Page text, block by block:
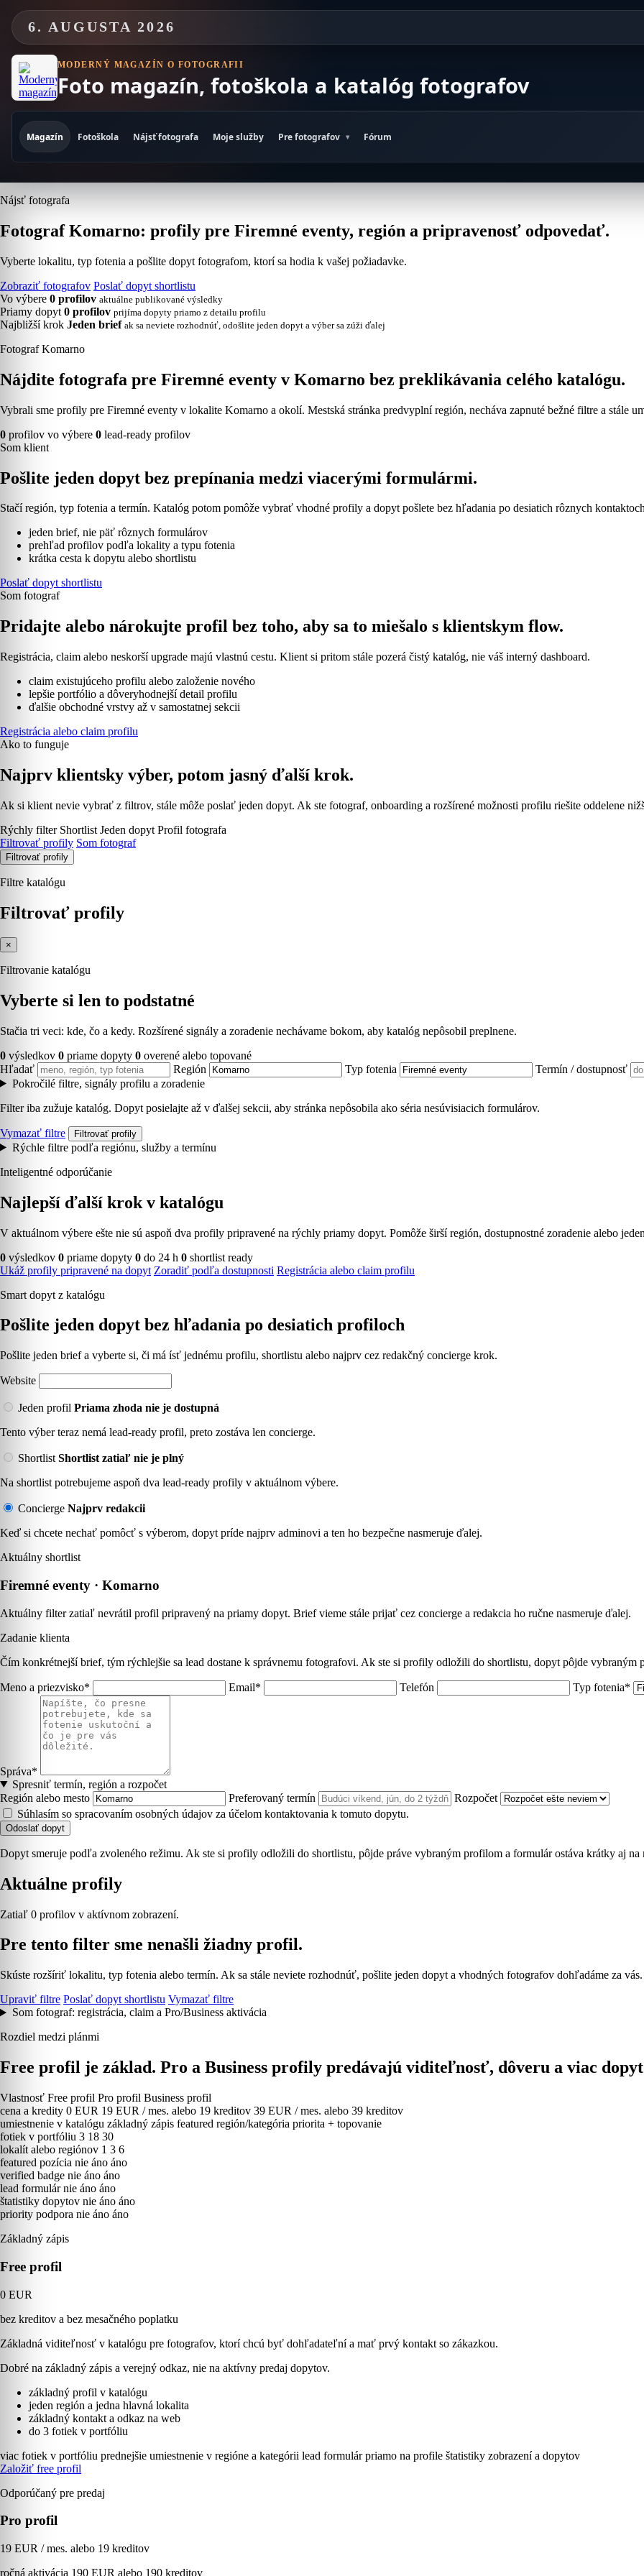
content6. AUGUSTA 2026
MODERNÝ MAGAZÍN O FOTOGRAFII
Foto magazín, fotoškola a katalóg fotografov
Magazín Fotoškola Nájsť fotografa Moje služby Pre fotografov Fórum
Nájsť fotografa
Fotograf Komarno: profily pre Firemné eventy, región a pripravenosť odpovedať.
Vyberte lokalitu, typ fotenia a pošlite dopyt fotografom, ktorí sa hodia k vašej požiadavke.
Zobraziť fotografov Poslať dopyt shortlistu
Vo výbere 0 profilov aktuálne publikované výsledky
Priamy dopyt 0 profilov prijíma dopyty priamo z detailu profilu
Najbližší krok Jeden brief ak sa neviete rozhodnúť, odošlite jeden dopyt a výber sa zúži ďalej
Fotograf Komarno
Nájdite fotografa pre Firemné eventy v Komarno bez preklikávania celého katalógu.
Vybrali sme profily pre Firemné eventy v lokalite Komarno a okolí. Mestská stránka predvyplní región, necháva zapnuté bežné filtre a stále
0 profilov vo výbere 0 lead-ready profilov
Som klient
Pošlite jeden dopyt bez prepínania medzi viacerými formulármi.
Stačí región, typ fotenia a termín. Katalóg potom pomôže vybrať vhodné profily a dopyt pošlete bez hľadania po desiatich rôznych
jeden brief, nie päť rôznych formulárov
prehľad profilov podľa lokality a typu fotenia
krátka cesta k dopytu alebo shortlistu
Poslať dopyt shortlistu
Som fotograf
Pridajte alebo nárokujte profil bez toho, aby sa to miešalo s klientskym flow.
Registrácia, claim alebo neskorší upgrade majú vlastnú cestu. Klient si pritom stále pozerá čistý katalóg, nie váš interný dashboard.
claim existujúceho profilu alebo založenie nového
lepšie portfólio a dôveryhodnejší detail profilu
ďalšie obchodné vrstvy až v samostatnej sekcii
Registrácia alebo claim profilu
Ako to funguje
Najprv klientsky výber, potom jasný ďalší krok.
Ak si klient nevie vybrať z filtrov, stále môže poslať jeden dopyt. Ak ste fotograf, onboarding a rozšírené možnosti profilu riešite oddelene
Rýchly filter Shortlist Jeden dopyt Profil fotografa
Filtrovať profily Som fotograf
Filtrovať profily
Filtre katalógu
Filtrovať profily
×
Filtrovanie katalógu
Vyberte si len to podstatné
Stačia tri veci: kde, čo a kedy. Rozšírené signály a zoradenie nechávame bokom, aby katalóg nepôsobil preplnene.
0 výsledkov 0 priame dopyty 0 overené alebo topované
Hľadať
Región Typ fotenia
Termín / dostupnosť
Pokročilé filtre, signály profilu a zoradenie
Filter iba zužuje katalóg. Dopyt posielajte až v ďalšej sekcii, aby stránka nepôsobila ako séria nesúvisiacich formulárov.
Vymazať filtre Filtrovať profily
Rýchle filtre podľa regiónu, služby a termínu
Inteligentné odporúčanie
Najlepší ďalší krok v katalógu
V aktuálnom výbere ešte nie sú aspoň dva profily pripravené na rýchly priamy dopyt. Pomôže širší región, dostupnostné zoradenie alebo
0 výsledkov 0 priame dopyty 0 do 24 h 0 shortlist ready
Ukáž profily pripravené na dopyt Zoradiť podľa dostupnosti Registrácia alebo claim profilu
Smart dopyt z katalógu
Pošlite jeden dopyt bez hľadania po desiatich profiloch
Pošlite jeden brief a vyberte si, či má ísť jednému profilu, shortlistu alebo najprv cez redakčný concierge krok.
Website
Jeden profil Priama zhoda nie je dostupná
Tento výber teraz nemá lead-ready profil, preto zostáva len concierge.
Shortlist Shortlist zatiaľ nie je plný
Na shortlist potrebujeme aspoň dva lead-ready profily v aktuálnom výbere.
Concierge Najprv redakcii
Keď si chcete nechať pomôcť s výberom, dopyt príde najprv adminovi a ten ho bezpečne nasmeruje ďalej.
Aktuálny shortlist
Firemné eventy · Komarno
Aktuálny filter zatiaľ nevrátil profil pripravený na priamy dopyt. Brief vieme stále prijať cez concierge a redakcia ho ručne nasmeruje ďalej.
Zadanie klienta
Čím konkrétnejší brief, tým rýchlejšie sa lead dostane k správnemu fotografovi. Ak ste si profily odložili do shortlistu, dopyt pôjde
Meno a priezvisko* Email* Telefón Typ fotenia*
Správa*
Spresniť termín, región a rozpočet
Región alebo mesto
Preferovaný termín
Rozpočet
Súhlasím so spracovaním osobných údajov za účelom kontaktovania k tomuto dopytu.
Odoslať dopyt
Dopyt smeruje podľa zvoleného režimu. Ak ste si profily odložili do shortlistu, pôjde práve vybraným profilom a formulár ostáva krátky aj na
Aktuálne profily
Zatiaľ 0 profilov v aktívnom zobrazení.
Pre tento filter sme nenašli žiadny profil.
Skúste rozšíriť lokalitu, typ fotenia alebo termín. Ak sa stále neviete rozhodnúť, pošlite jeden dopyt a vhodných fotografov dohľadáme za vás.
Upraviť filtre Poslať dopyt shortlistu Vymazať filtre
Som fotograf: registrácia, claim a Pro/Business aktivácia
Rozdiel medzi plánmi
Free profil je základ. Pro a Business profily predávajú viditeľnosť, dôveru a viac
Vlastnosť Free profil Pro profil Business profil
cena a kredity 0 EUR 19 EUR / mes. alebo 19 kreditov 39 EUR / mes. alebo 39 kreditov
umiestnenie v katalógu základný zápis featured región/kategória priorita + topovanie
fotiek v portfóliu 3 18 30
lokalít alebo regiónov 1 3 6
featured pozícia nie áno áno
verified badge nie áno áno
lead formulár nie áno áno
štatistiky dopytov nie áno áno
priority podpora nie áno áno
Základný zápis
Free profil
0 EUR
bez kreditov a bez mesačného poplatku
Základná viditeľnosť v katalógu pre fotografov, ktorí chcú byť dohľadateľní a mať prvý kontakt so zákazkou.
Dobré na základný zápis a verejný odkaz, nie na aktívny predaj dopytov.
základný profil v katalógu
jeden región a jedna hlavná lokalita
základný kontakt a odkaz na web
do 3 fotiek v portfóliu
viac fotiek v portfóliu prednejšie umiestnenie v regióne a kategórii lead formulár priamo na profile štatistiky zobrazení a dopytov
Založiť free profil
Odporúčaný pre predaj
Pro profil
19 EUR / mes. alebo 19 kreditov
ročná aktivácia 190 EUR alebo 190 kreditov